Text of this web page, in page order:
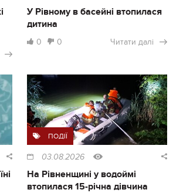
У Рівному в басейні втопилася
дитина
0 0 Читати далі
ПОДІЇ
03.08.2026
На Рівненщині у водоймі
втопилася 15-річна дівчина